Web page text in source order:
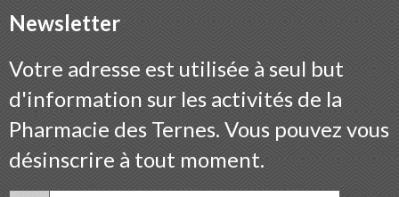
Newsletter
Votre adresse est utilisée à seul but
d'information sur les activités de la
Pharmacie des Ternes. Vous pouvez vous
désinscrire à tout moment.